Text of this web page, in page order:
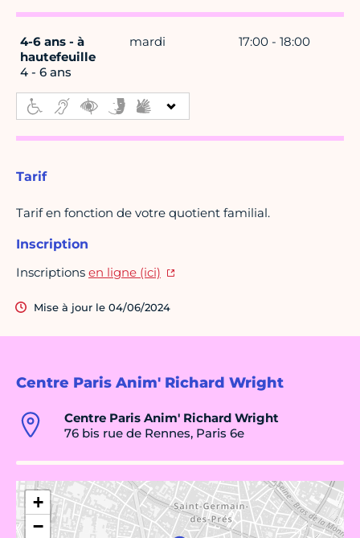
Centre Paris Anim' Richard Wright
Centre Paris Anim' Richard Wright
76 bis rue de Rennes, Paris 6e
+
−
4-6 ans - à
hautefeuille
4 - 6 ans
mardi 17:00 - 18:00
Tarif
Tarif en fonction de votre quotient familial.
Inscription
Inscriptions en ligne (ici)
Mise à jour le 04/06/2024